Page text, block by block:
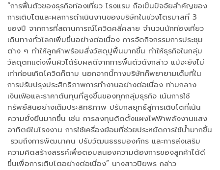
“การฟื้นตัวของธุรกิจท่องเที่ยว โรงแรม ถือเป็นปัจจัยสำคัญของ
การเติบโตและผลการดำเนินงานของบริษัทในช่วงไตรมาสที่ 3
ของปี จากการที่สถานการณ์โควิดคลี่คลาย จำนวนนักท่องเที่ยว
เดินทางทั่วโลกเพิ่มขึ้นอย่างต่อเนื่อง การจัดกิจกรรมการประชุม
ต่าง ๆ ทำให้ลูกค้าพร้อมสั่งวัสดุปูพื้นมากขึ้น ทำให้ธุรกิจในกลุ่ม
วัสดุตกแต่งพื้นผิวได้รับผลดีจากการฟื้นตัวดังกล่าว แม้จะยังไม่
เท่าก่อนเกิดโควิดก็ตาม นอกจากนี้ทางบริษัทก็พยายามเต็มที่ใน
การปรับปรุงประสิทธิภาพการทำงานอย่างต่อเนื่อง ท่ามกลาง
เงินเฟ้อและราคาต้นทุนที่สูงขึ้นของทุกกลุ่มธุรกิจ เน้นการใช้
ทรัพย์สินอย่างเต็มประสิทธิภาพ ปรับกลยุทธ์สู่การเติบโตที่เน้น
ความยั่งยืนมากขึ้น เช่น การลงทุนติดตั้งแผงไฟฟ้าพลังงานแสง
อาทิตย์ในโรงงาน การใช้เครื่องย้อมที่ช่วยประหยัดการใช้น้ำมากขึ้น
รวมถึงการพัฒนาคน ปรับวัฒนธรรมองค์กร และการส่งเสริม
ความคิดสร้างสรรค์เพื่อตอบสนองความต้องการของลูกค้าได้ดี
ขึ้นเพื่อการเติบโตอย่างต่อเนื่อง” นางสาวปิยพร กล่าว